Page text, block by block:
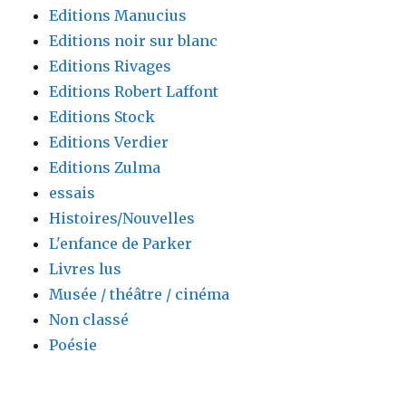
Editions Manucius
Editions noir sur blanc
Editions Rivages
Editions Robert Laffont
Editions Stock
Editions Verdier
Editions Zulma
essais
Histoires/Nouvelles
L'enfance de Parker
Livres lus
Musée / théâtre / cinéma
Non classé
Poésie